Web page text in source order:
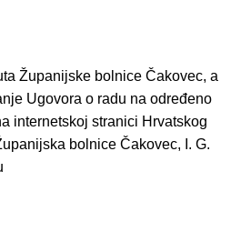
Županijske bolnice Čakovec, a
Ugovora o radu na određeno
internetskoj stranici Hrvatskog
bolnice Čakovec, I. G.